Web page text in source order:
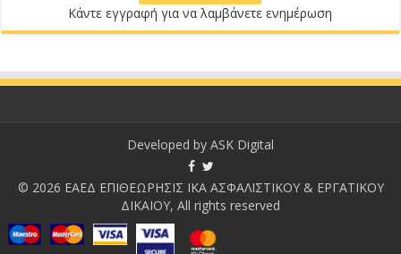
Κάντε εγγραφή για να λαμβάνετε ενημέρωση
Developed by ASK Digital
© 2026 ΕΑΕΔ ΕΠΙΘΕΩΡΗΣΙΣ ΙΚΑ ΑΣΦΑΛΙΣΤΙΚΟΥ & ΕΡΓΑΤΙΚΟΥ
ΔΙΚΑΙΟΥ, All rights reserved